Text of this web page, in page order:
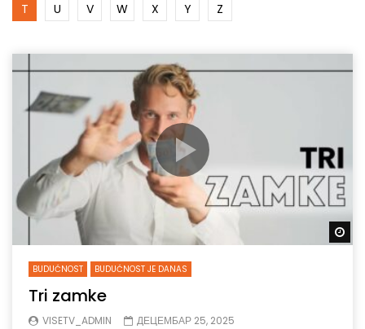
T
U V W X Y Z
BUDUĆNOST BUDUĆNOST JE DANAS
Tri zamke
VISETV_ADMIN
ДЕЦЕМБАР 25, 2025